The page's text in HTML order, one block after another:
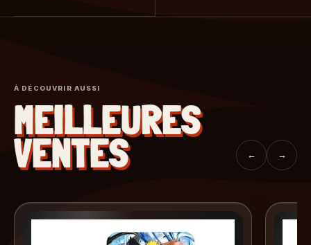
À DÉCOUVRIR AUSSI
MEILLEURES
VENTES ← →